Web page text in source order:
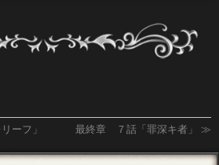
ーフ」 最終章 ７話「罪深キ者」 ≫